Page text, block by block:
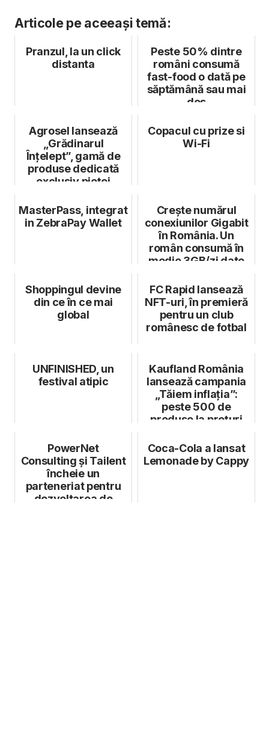
Articole pe aceeași temă:
Pranzul, la un click
distanta
Peste 50% dintre
români consumă
fast-food o dată pe
săptămână sau mai
des
Agrosel lansează
„Grădinarul
Înțelept”, gamă de
produse dedicată
exclusiv pieței
Copacul cu prize si
Wi-Fi
MasterPass, integrat
in ZebraPay Wallet
Crește numărul
conexiunilor Gigabit
în România. Un
român consumă în
medie 3GB/zi date
Shoppingul devine
din ce în ce mai
global
FC Rapid lansează
NFT-uri, în premieră
pentru un club
românesc de fotbal
UNFINISHED, un
festival atipic
Kaufland România
lansează campania
„Tăiem inflația”:
peste 500 de
produse la prețuri
PowerNet
Consulting și Tailent
încheie un
parteneriat pentru
dezvoltarea de
Coca-Cola a lansat
Lemonade by Cappy